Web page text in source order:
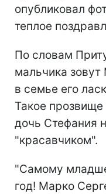
опубликовал
теплое
По словам
мальчика
в семье его
Такое прозвище
дочь Стефания
"красавчиком".
"Самому
год! Марко